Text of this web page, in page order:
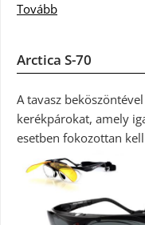
Tovább
Arctica S-70
A tavasz
kerékpárokat, amely
esetben fokozottan